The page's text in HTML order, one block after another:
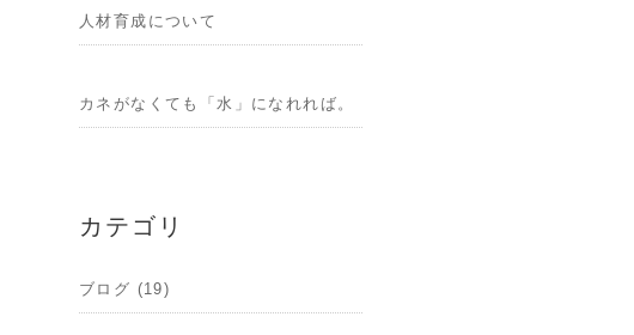
人材育成について
カネがなくても「水」になれれば。
カテゴリ
ブログ (19)